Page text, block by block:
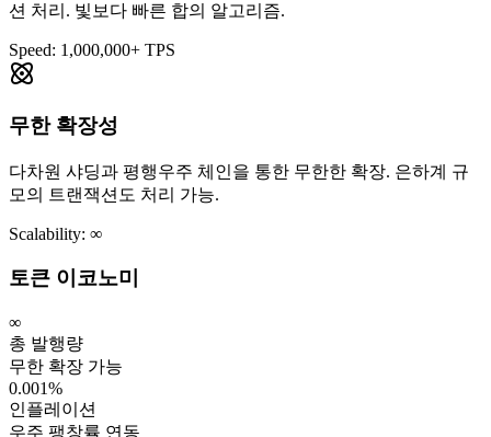
션 처리. 빛보다 빠른 합의 알고리즘.
Speed: 1,000,000+ TPS
무한 확장성
다차원 샤딩과 평행우주 체인을 통한 무한한 확장. 은하계 규
모의 트랜잭션도 처리 가능.
Scalability: ∞
토큰 이코노미
∞
총 발행량
무한 확장 가능
0.001%
인플레이션
우주 팽창률 연동